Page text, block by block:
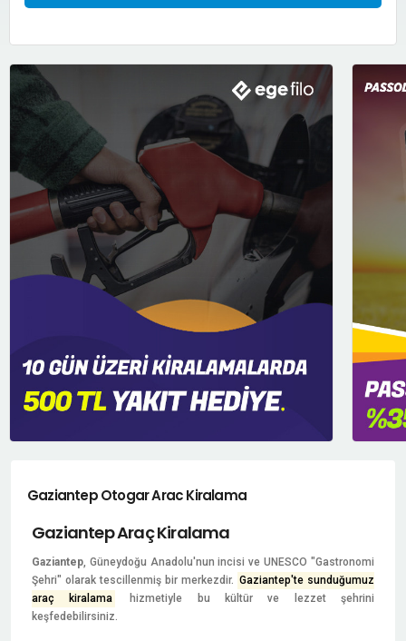
Gaziantep Otogar Arac Kiralama
Gaziantep Araç Kiralama
Gaziantep, Güneydoğu Anadolu'nun incisi ve UNESCO "Gastronomi
Şehri" olarak tescillenmiş bir merkezdir. Gaziantep'te sunduğumuz
araç kiralama
hizmetiyle bu kültür ve lezzet şehrini
keşfedebilirsiniz.